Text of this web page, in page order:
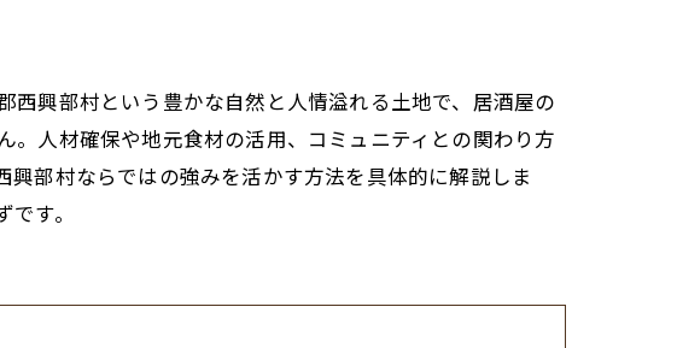
興部村という豊かな自然と人情溢れる土地で、居酒屋の
人材確保や地元食材の活用、コミュニティとの関わり方
部村ならではの強みを活かす方法を具体的に解説しま
す。